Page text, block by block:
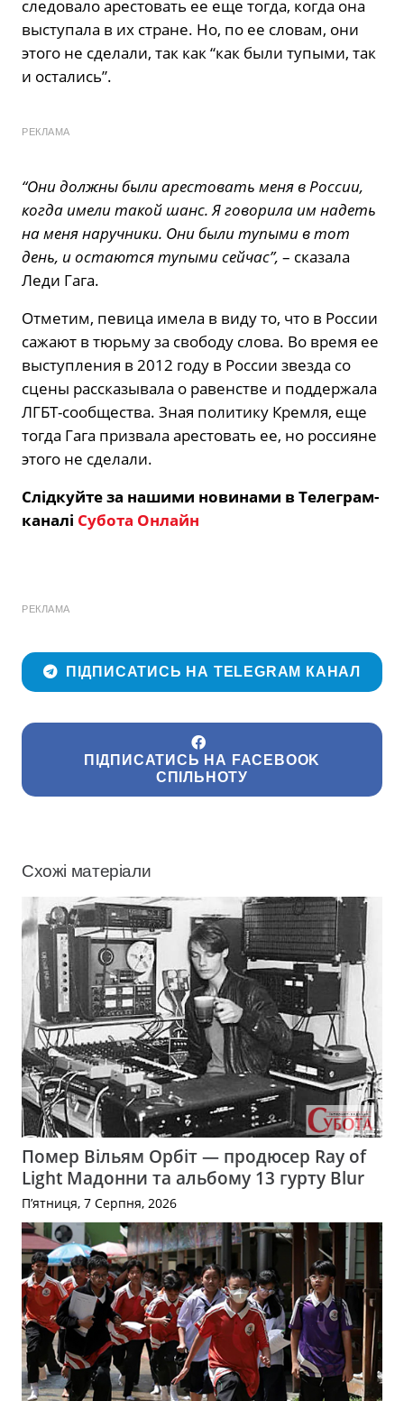
следовало арестовать ее еще тогда, когда она
выступала в их стране. Но, по ее словам, они
этого не сделали, так как “как были тупыми, так
и остались”.
РЕКЛАМА
“Они должны были арестовать меня в России,
когда имели такой шанс. Я говорила им надеть
на меня наручники. Они были тупыми в тот
день, и остаются тупыми сейчас”, – сказала
Леди Гага.
Отметим, певица имела в виду то, что в России
сажают в тюрьму за свободу слова. Во время ее
выступления в 2012 году в России звезда со
сцены рассказывала о равенстве и поддержала
ЛГБТ-сообщества. Зная политику Кремля, еще
тогда Гага призвала арестовать ее, но россияне
этого не сделали.
Слідкуйте за нашими новинами в Телеграм-
каналі Субота Онлайн
РЕКЛАМА
ПІДПИСАТИСЬ НА TELEGRAM КАНАЛ
ПІДПИСАТИСЬ НА FACEBOOK
СПІЛЬНОТУ
Схожі матеріали
Помер Вільям Орбіт — продюсер Ray of
Light Мадонни та альбому 13 гурту Blur
П’ятниця, 7 Серпня, 2026